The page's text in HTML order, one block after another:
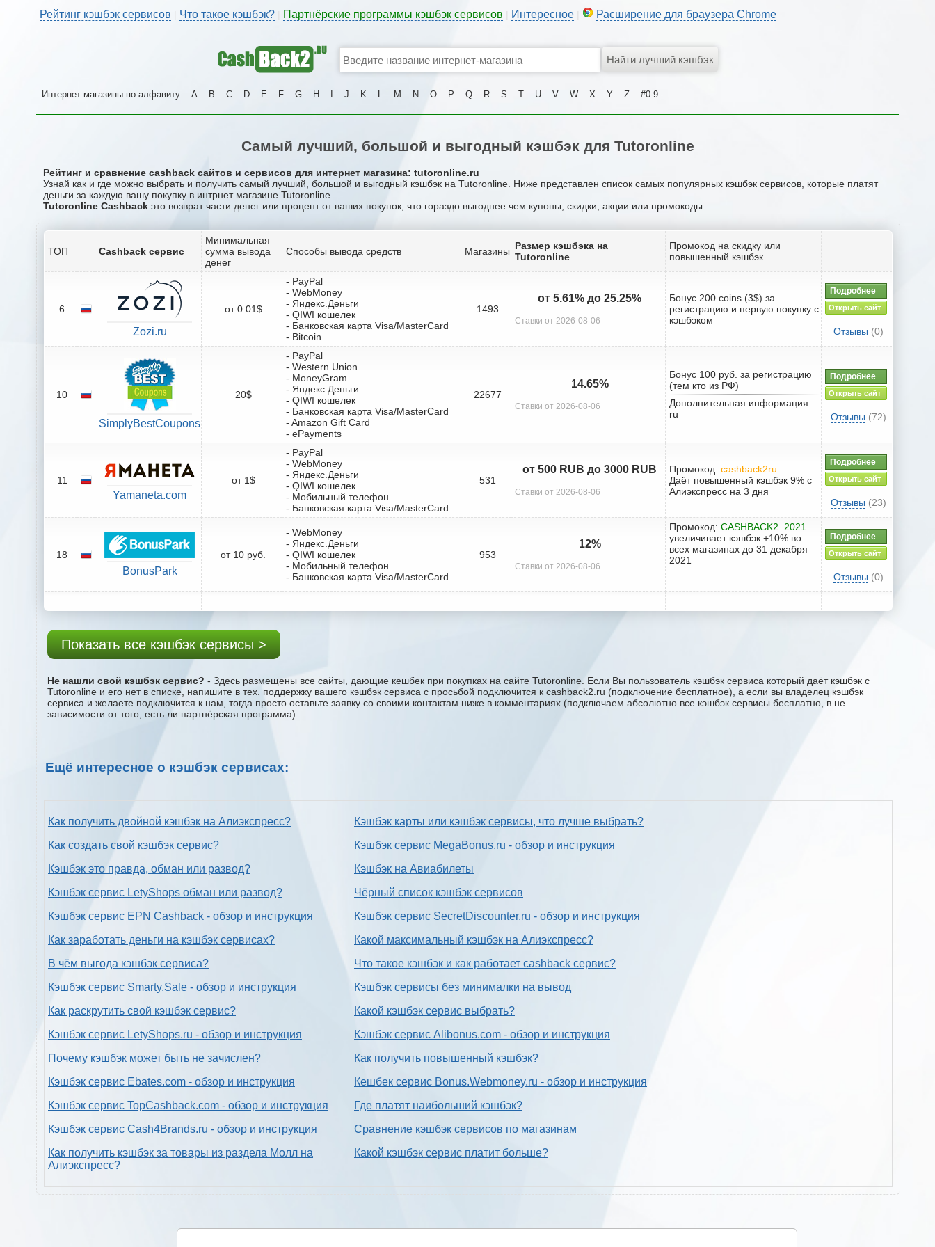
Рейтинг кэшбэк сервисов Что такое кэшбэк? Партнёрские программы кэшбэк сервисов Интересное Расширение для браузера Chrome
Интернет магазины по алфавиту: A B C D E F G H J K L M N O P Q R S T U V W X Y Z #0-9
Самый лучший, большой и выгодный кэшбэк для Tutoronline
Рейтинг и сравнение cashback сайтов и сервисов для интернет магазина: tutoronline.ru
Узнай как и где можно выбрать и получить самый лучший, большой и выгодный кэшбэк на Tutoronline. Ниже представлен список самых популярных кэшбэк сервисов, которые платят
деньги за каждую вашу покупку в интрнет магазине Tutoronline.
Tutoronline Cashback это возврат части денег или процент от ваших покупок, что гораздо выгоднее чем купоны, скидки, акции или промокоды.
ТОП Cashback сервис
Минимальная
сумма вывода
денег
Способы вывода средств Магазины Размер кэшбэка на
Tutoronline
Промокод на скидку или
повышенный кэшбэк
6
Zozi.ru
от 0.01$
- PayPal
- WebMoney
- Яндекс.Деньги
- QIWI кошелек
- Банковская карта Visa/MasterCard
- Bitcoin
1493
от 5.61% до 25.25%
Ставки от 2026-08-06
Бонус 200 coins (3$) за
регистрацию и первую покупку с
кэшбэком
Подробнее
Открыть сайт
Отзывы (0)
10
SimplyBestCoupons
20$
- PayPal
- Western Union
- MoneyGram
- Яндекс.Деньги
- QIWI кошелек
- Банковская карта Visa/MasterCard
- Amazon Gift Card
- ePayments
22677
14.65%
Ставки от 2026-08-06
Бонус 100 руб. за регистрацию
(тем кто из РФ)
Дополнительная информация:
ru
Подробнее
Открыть сайт
Отзывы (72)
11
Yamaneta.com
от 1$
- PayPal
- WebMoney
- Яндекс.Деньги
- QIWI кошелек
- Мобильный телефон
- Банковская карта Visa/MasterCard
531
от 500 RUB до 3000 RUB
Ставки от 2026-08-06
Промокод: cashback2ru
Даёт повышенный кэшбэк 9% с
Алиэкспресс на 3 дня
Подробнее
Открыть сайт
Отзывы (23)
18
BonusPark
от 10 руб.
- WebMoney
- Яндекс.Деньги
- QIWI кошелек
- Мобильный телефон
- Банковская карта Visa/MasterCard
953
12%
Ставки от 2026-08-06
Промокод: CASHBACK2_2021
увеличивает кэшбэк +10% во
всех магазинах до 31 декабря
2021
Подробнее
Открыть сайт
Отзывы (0)
Показать все кэшбэк сервисы >
Не нашли свой кэшбэк сервис? - Здесь размещены все сайты, дающие кешбек при покупках на сайте Tutoronline. Если Вы пользователь кэшбэк сервиса который даёт кэшбэк с
Tutoronline и его нет в списке, напишите в тех. поддержку вашего кэшбэк сервиса с проcьбой подключится к cashback2.ru (подключение бесплатное), а если вы владелец кэшбэк
сервиса и желаете подключится к нам, тогда просто оставьте заявку со своими контактам ниже в комментариях (подключаем абсолютно все кэшбэк сервисы бесплатно, в не
зависимости от того, есть ли партнёрская программа).
Ещё интересное о кэшбэк сервисах:
Как получить двойной кэшбэк на Алиэкспресс?
Как создать свой кэшбэк сервис?
Кэшбэк это правда, обман или развод?
Кэшбэк сервис LetyShops обман или развод?
Кэшбэк сервис EPN Cashback - обзор и инструкция
Как заработать деньги на кэшбэк сервисах?
В чём выгода кэшбэк сервиса?
Кэшбэк сервис Smarty.Sale - обзор и инструкция
Как раскрутить свой кэшбэк сервис?
Кэшбэк сервис LetyShops.ru - обзор и инструкция
Почему кэшбэк может быть не зачислен?
Кэшбэк сервис Ebates.com - обзор и инструкция
Кэшбэк сервис TopCashback.com - обзор и инструкция
Кэшбэк сервис Cash4Brands.ru - обзор и инструкция
Как получить кэшбэк за товары из раздела Молл на
Алиэкспресс?
Кэшбэк карты или кэшбэк сервисы, что лучше выбрать?
Кэшбэк сервис MegaBonus.ru - обзор и инструкция
Кэшбэк на Авиабилеты
Чёрный список кэшбэк сервисов
Кэшбэк сервис SecretDiscounter.ru - обзор и инструкция
Какой максимальный кэшбэк на Алиэкспресс?
Что такое кэшбэк и как работает cashback сервис?
Кэшбэк сервисы без минималки на вывод
Какой кэшбэк сервис выбрать?
Кэшбэк сервис Alibonus.com - обзор и инструкция
Как получить повышенный кэшбэк?
Кешбек сервис Bonus.Webmoney.ru - обзор и инструкция
Где платят наибольший кэшбэк?
Сравнение кэшбэк сервисов по магазинам
Какой кэшбэк сервис платит больше?